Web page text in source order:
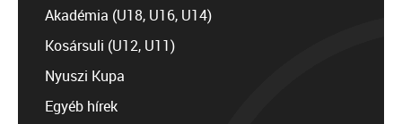
Akadémia (U18, U16, U14)
Kosársuli (U12, U11)
Nyuszi Kupa
Egyéb hírek